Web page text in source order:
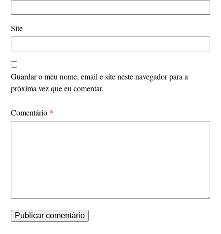
Site
Guardar o meu nome, email e site neste navegador para a
próxima vez que eu comentar.
Comentário *